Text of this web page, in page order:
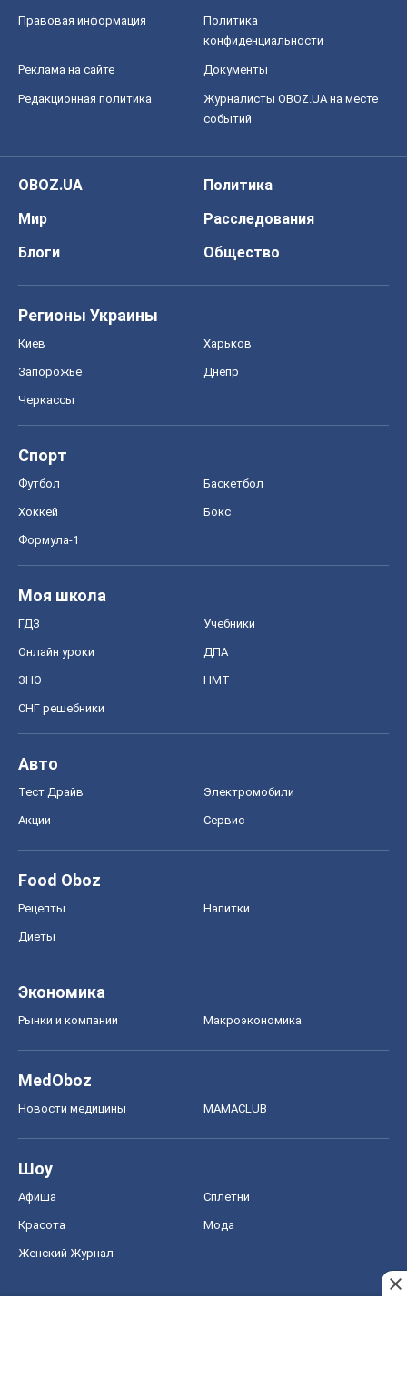
Правовая информация
Политика
конфиденциальности
Реклама на сайте Документы
Редакционная политика
Журналисты OBOZ.UA на месте
событий
OBOZ.UA
Политика
Мир
Расследования
Блоги
Общество
Регионы Украины
Киев Харьков
Запорожье Днепр
Черкассы
Спорт
Футбол Баскетбол
Хоккей Бокс
Формула-1
Моя школа
ГДЗ Учебники
Онлайн уроки ДПА
ЗНО НМТ
СНГ решебники
Авто
Тест Драйв Электромобили
Акции Сервис
Food Oboz
Рецепты Напитки
Диеты
Экономика
Рынки и компании Mакроэкономика
MedOboz
Новости медицины MAMACLUB
Шоу
Афиша Сплетни
Красота Мода
Женский Журнал